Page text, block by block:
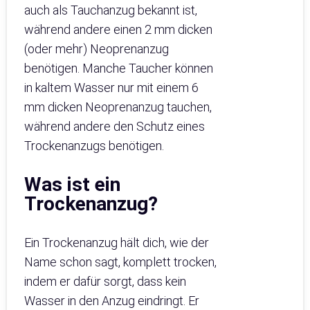
auch als Tauchanzug bekannt ist,
während andere einen 2 mm dicken
(oder mehr) Neoprenanzug
benötigen. Manche Taucher können
in kaltem Wasser nur mit einem 6
mm dicken Neoprenanzug tauchen,
während andere den Schutz eines
Trockenanzugs benötigen.
Was ist ein
Trockenanzug?
Ein Trockenanzug hält dich, wie der
Name schon sagt, komplett trocken,
indem er dafür sorgt, dass kein
Wasser in den Anzug eindringt. Er